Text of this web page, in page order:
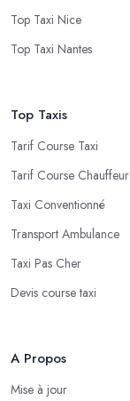
Top Taxi Nice
Top Taxi Nantes
Top Taxis
Tarif Course Taxi
Tarif Course Chauffeur
Taxi Conventionné
Transport Ambulance
Taxi Pas Cher
Devis course taxi
A Propos
Mise à jour